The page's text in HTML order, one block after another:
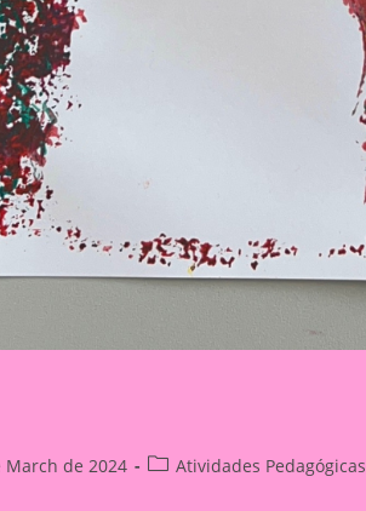
March de 2024
PostAtividades Pedagógicas